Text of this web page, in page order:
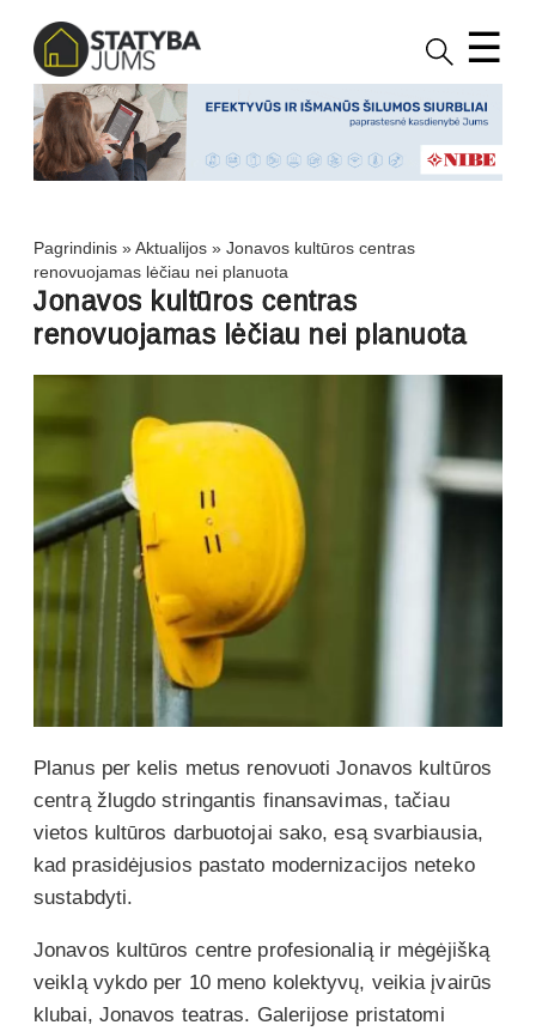
☰
Pagrindinis »Aktualijos » Jonavos kultūros centras
renovuojamas lėčiau nei planuota
Jonavos kultūros centras
renovuojamas lėčiau nei planuota
Planus per kelis metus renovuoti Jonavos kultūros
centrą žlugdo stringantis finansavimas, tačiau
vietos kultūros darbuotojai sako, esą svarbiausia,
kad prasidėjusios pastato modernizacijos neteko
sustabdyti.
Jonavos kultūros centre profesionalią ir mėgėjišką
veiklą vykdo per 10 meno kolektyvų, veikia įvairūs
klubai, Jonavos teatras. Galerijose pristatomi